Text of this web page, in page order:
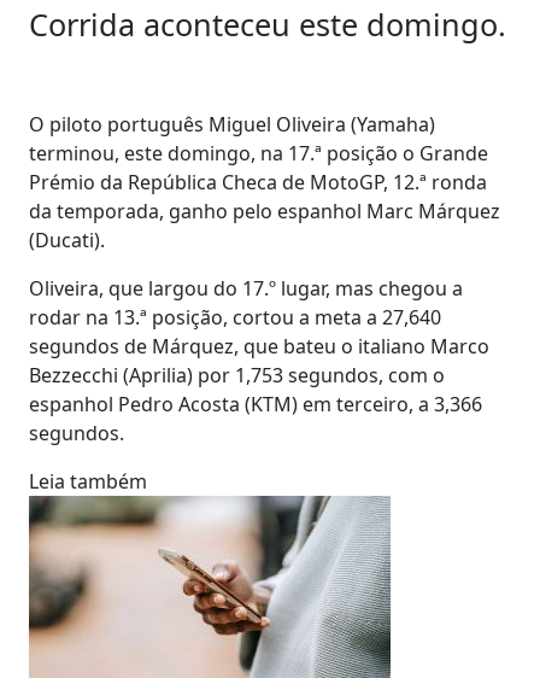
Corrida aconteceu este domingo.
O piloto português Miguel Oliveira (Yamaha)
terminou, este domingo, na 17.ª posição o Grande
Prémio da República Checa de MotoGP, 12.ª ronda
da temporada, ganho pelo espanhol Marc Márquez
(Ducati).
Oliveira, que largou do 17.º lugar, mas chegou a
rodar na 13.ª posição, cortou a meta a 27,640
segundos de Márquez, que bateu o italiano Marco
Bezzecchi (Aprilia) por 1,753 segundos, com o
espanhol Pedro Acosta (KTM) em terceiro, a 3,366
segundos.
Leia também